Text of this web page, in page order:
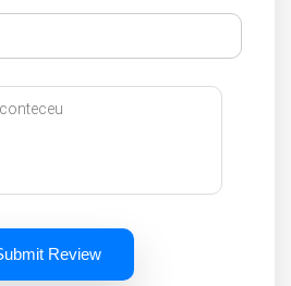
Review